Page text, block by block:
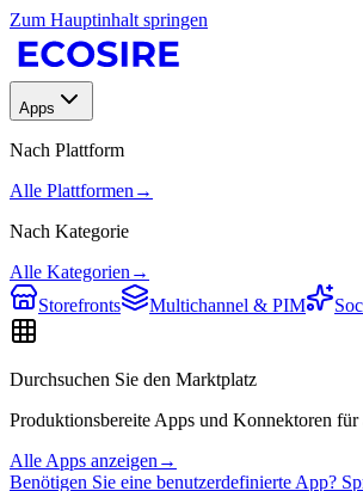
Zum Hauptinhalt springen
Apps
Nach Plattform
Alle Plattformen →
Nach Kategorie
Alle Kategorien →
Storefronts
Multichannel & PIM
Durchsuchen Sie den Marktplatz
Produktionsbereite Apps und Konnektoren
Alle Apps anzeigen →
Benötigen Sie eine benutzerdefinierte App?